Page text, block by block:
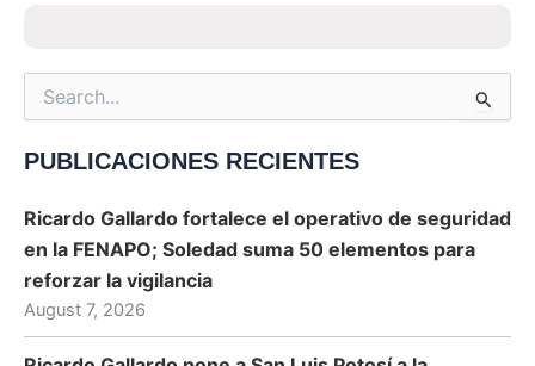
Search
for:
PUBLICACIONES RECIENTES
Ricardo Gallardo fortalece el operativo de seguridad
en la FENAPO; Soledad suma 50 elementos para
reforzar la vigilancia
August 7, 2026